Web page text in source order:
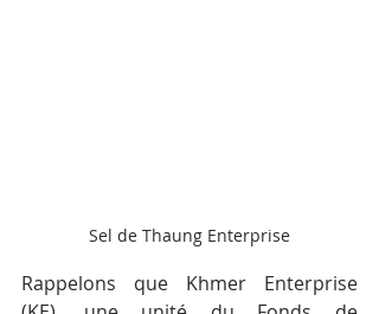
Sel de Thaung Enterprise
Rappelons que Khmer Enterprise